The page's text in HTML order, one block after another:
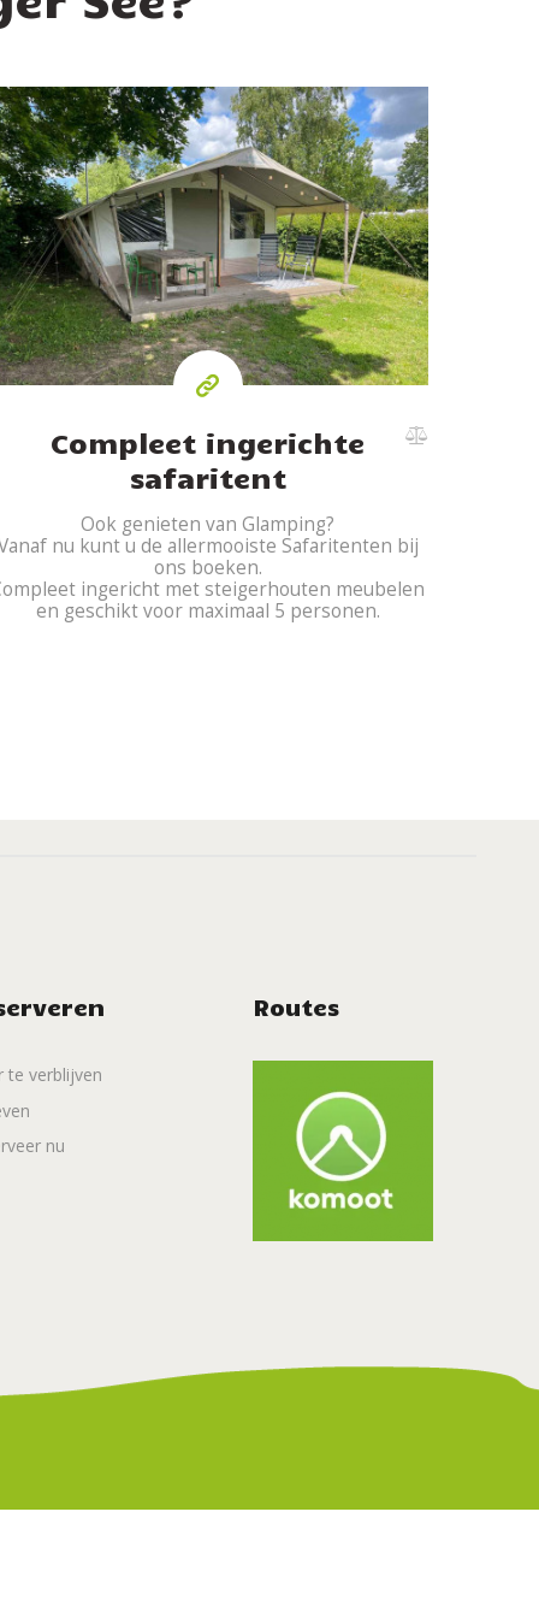
Compleet ingerichte
safaritent
Ook genieten van Glamping?
nu kunt u de allermooiste Safaritenten bij
ons boeken.
ingericht met steigerhouten meubelen
en geschikt voor maximaal 5 personen.
te verblijven
nu
Routes